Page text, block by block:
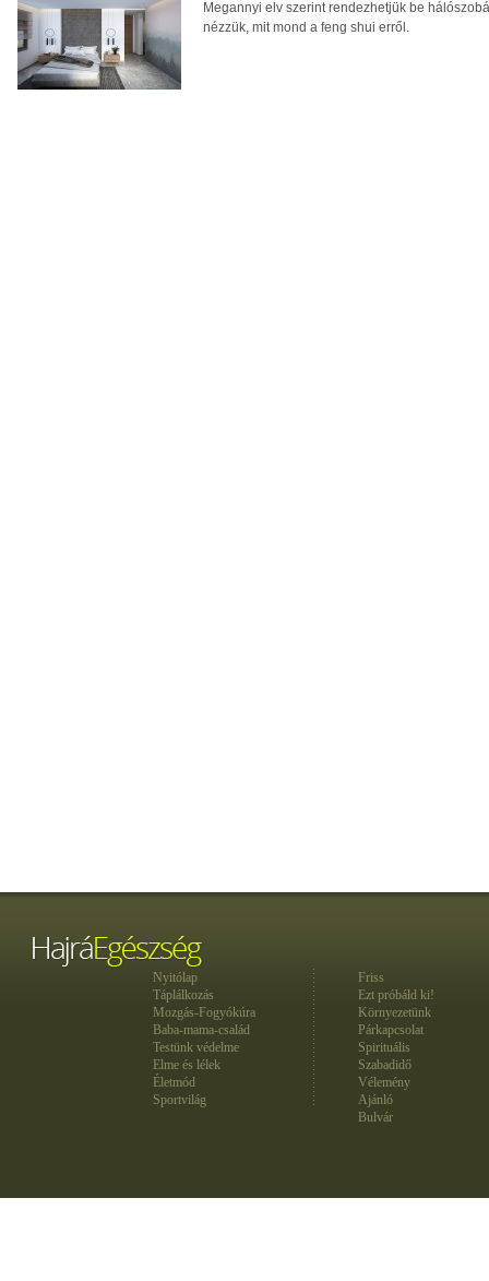
Megannyi elv szerint rendezhetjük be
nézzük, mit mond a feng shui erről.
Nyitólap
Táplálkozás
Mozgás-Fogyókúra
Baba-mama-család
Testünk védelme
Elme és lélek
Életmód
Sportvilág
Friss
Ezt próbáld ki!
Környezetünk
Párkapcsolat
Spirituális
Szabadidő
Vélemény
Ajánló
Bulvár